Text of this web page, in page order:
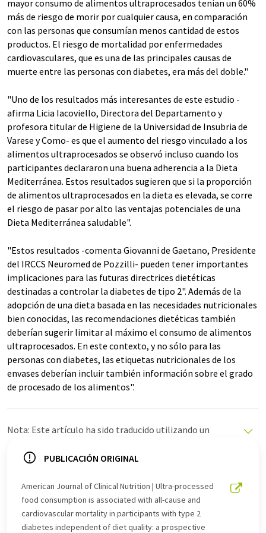
mayor consumo de alimentos ultraprocesados tenían un 60%
más de riesgo de morir por cualquier causa, en comparación
con las personas que consumían menos cantidad de estos
productos. El riesgo de mortalidad por enfermedades
cardiovasculares, que es una de las principales causas de
muerte entre las personas con diabetes, era más del doble."
"Uno de los resultados más interesantes de este estudio -
afirma Licia Iacoviello, Directora del Departamento y
profesora titular de Higiene de la Universidad de Insubria de
Varese y Como- es que el aumento del riesgo vinculado a los
alimentos ultraprocesados se observó incluso cuando los
participantes declararon una buena adherencia a la Dieta
Mediterránea. Estos resultados sugieren que si la proporción
de alimentos ultraprocesados en la dieta es elevada, se corre
el riesgo de pasar por alto las ventajas potenciales de una
Dieta Mediterránea saludable".
"Estos resultados -comenta Giovanni de Gaetano, Presidente
del IRCCS Neuromed de Pozzilli- pueden tener importantes
implicaciones para las futuras directrices dietéticas
destinadas a controlar la diabetes de tipo 2". Además de la
adopción de una dieta basada en las necesidades nutricionales
bien conocidas, las recomendaciones dietéticas también
deberían sugerir limitar al máximo el consumo de alimentos
ultraprocesados. En este contexto, y no sólo para las
personas con diabetes, las etiquetas nutricionales de los
envases deberían incluir también información sobre el grado
de procesado de los alimentos".
Nota: Este artículo ha sido traducido utilizando un
ofrece estas traducciones automáticas para presentar
este artículo ha sido traducido con traducción
automática, es posible que contenga errores de
vocabulario, sintaxis o gramática. El artículo original en
Inglés se puede encontraraquí.
PUBLICACIÓN ORIGINAL
American Journal of Clinical Nutrition | Ultra-processed
food consumption is associated with all-cause and
cardiovascular mortality in participants with type 2
diabetes independent of diet quality: a prospective